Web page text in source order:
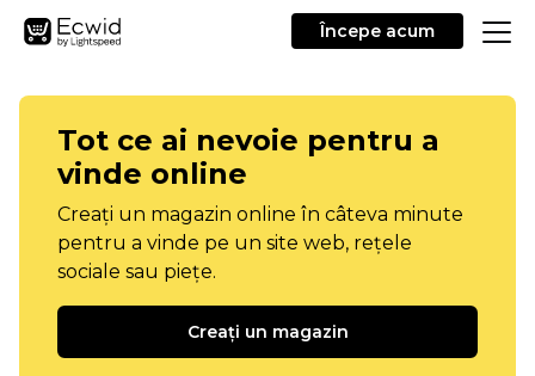
Începe acum
Tot ce ai nevoie pentru a
vinde online
Creați un magazin online în câteva minute
pentru a vinde pe un site web, rețele
sociale sau piețe.
Creați un magazin